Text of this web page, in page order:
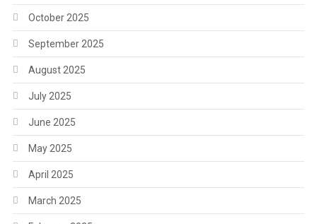
October 2025
September 2025
August 2025
July 2025
June 2025
May 2025
April 2025
March 2025